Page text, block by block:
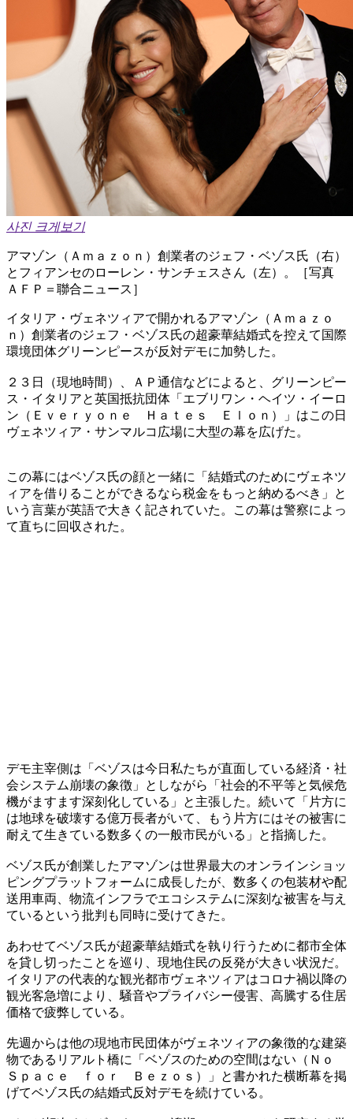
사진 크게보기
アマゾン（Ａｍａｚｏｎ）創業者のジェフ・ベゾス氏（右）
とフィアンセのローレン・サンチェスさん（左）。［写真
ＡＦＰ＝聯合ニュース］
イタリア・ヴェネツィアで開かれるアマゾン（Ａｍａｚｏ
ｎ）創業者のジェフ・ベゾス氏の超豪華結婚式を控えて国際
環境団体グリーンピースが反対デモに加勢した。
２３日（現地時間）、ＡＰ通信などによると、グリーンピー
ス・イタリアと英国抵抗団体「エブリワン・ヘイツ・イーロ
ン（Ｅｖｅｒｙｏｎｅ Ｈａｔｅｓ Ｅｌｏｎ）」はこの日
ヴェネツィア・サンマルコ広場に大型の幕を広げた。
この幕にはベゾス氏の顔と一緒に「結婚式のためにヴェネツ
ィアを借りることができるなら税金をもっと納めるべき」と
いう言葉が英語で大きく記されていた。この幕は警察によっ
て直ちに回収された。
デモ主宰側は「ベゾスは今日私たちが直面している経済・社
会システム崩壊の象徴」としながら「社会的不平等と気候危
機がますます深刻化している」と主張した。続いて「片方に
は地球を破壊する億万長者がいて、もう片方にはその被害に
耐えて生きている数多くの一般市民がいる」と指摘した。
ベゾス氏が創業したアマゾンは世界最大のオンラインショッ
ピングプラットフォームに成長したが、数多くの包装材や配
送用車両、物流インフラでエコシステムに深刻な被害を与え
ているという批判も同時に受けてきた。
あわせてベゾス氏が超豪華結婚式を執り行うために都市全体
を貸し切ったことを巡り、現地住民の反発が大きい状況だ。
イタリアの代表的な観光都市ヴェネツィアはコロナ禍以降の
観光客急増により、騒音やプライバシー侵害、高騰する住居
価格で疲弊している。
先週からは他の現地市民団体がヴェネツィアの象徴的な建築
物であるリアルト橋に「ベゾスのための空間はない（Ｎｏ
Ｓｐａｃｅ ｆｏｒ Ｂｅｚｏｓ）」と書かれた横断幕を掲
げてベゾス氏の結婚式反対デモを続けている。